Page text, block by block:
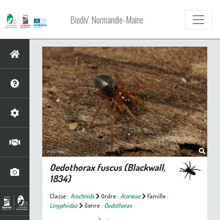
Biodiv' Normandie-Maine
Oedothorax fuscus(Blackwall,
1834)
Classe : Arachnida Ordre : Araneae
Famille :
Linyphiidae
Genre : Oedothorax